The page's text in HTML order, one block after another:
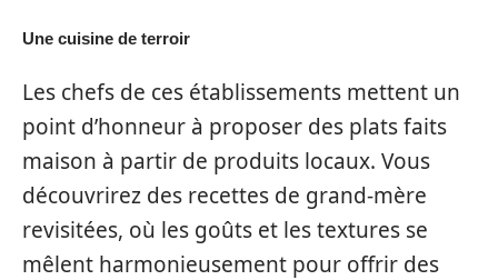
Une cuisine de terroir
Les chefs de ces établissements mettent un
point d’honneur à proposer des plats faits
maison à partir de produits locaux. Vous
découvrirez des recettes de grand-mère
revisitées, où les goûts et les textures se
mêlent harmonieusement pour offrir des